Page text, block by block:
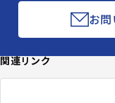
お問
関連リンク